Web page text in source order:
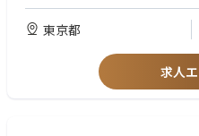
預金、決済、ローン、投資信託、
る銀行サービスのシステム開発に
【歓迎】
銀行の預金、決済、外貨、ローン
事務処理等に関する業務知識
銀行システムまたは証券システムの
大規模または複数ベンダーが関わ
東京都
求人